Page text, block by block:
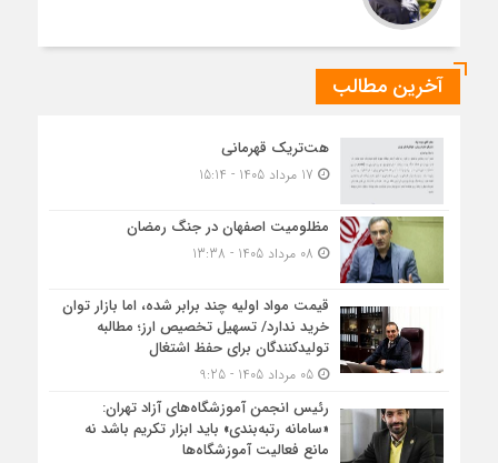
آخرین مطالب
هت‌تریک قهرمانی
مظلومیت اصفهان در جنگ رمضان
قیمت مواد اولیه چند برابر شده، اما بازار توان
خرید ندارد/ تسهیل تخصیص ارز؛ مطالبه
تولیدکنندگان برای حفظ اشتغال
05 مرداد 1405 - 9:25
رئیس انجمن آموزشگاه‌های آزاد تهران:
«سامانه رتبه‌بندی» باید ابزار تکریم باشد نه
مانع فعالیت آموزشگاه‌ها